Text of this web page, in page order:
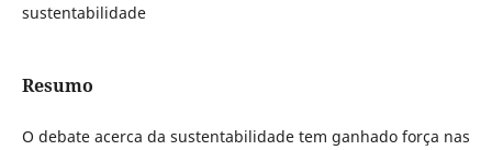
sustentabilidade
Resumo
O debate acerca da sustentabilidade tem ganhado força nas